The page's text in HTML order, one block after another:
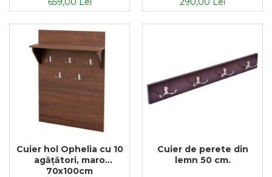
Cuier hol Ophelia cu 10
agățători, maro
70x100cm
Cuier de perete din
lemn 50 cm.